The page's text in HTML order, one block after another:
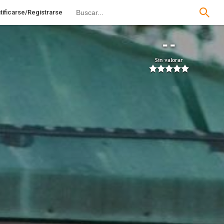
Registrarse
--
Sin valorar